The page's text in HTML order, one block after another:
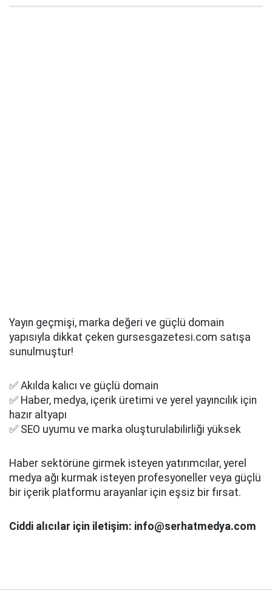
Yayın geçmişi, marka değeri ve güçlü domain
yapısıyla dikkat çeken gursesgazetesi.com satışa
sunulmuştur!
✅ Akılda kalıcı ve güçlü domain
✅ Haber, medya, içerik üretimi ve yerel yayıncılık için
hazır altyapı
✅ SEO uyumu ve marka oluşturulabilirliği yüksek
Haber sektörüne girmek isteyen yatırımcılar, yerel
medya ağı kurmak isteyen profesyoneller veya güçlü
bir içerik platformu arayanlar için eşsiz bir fırsat.
Ciddi alıcılar için iletişim: info@serhatmedya.com